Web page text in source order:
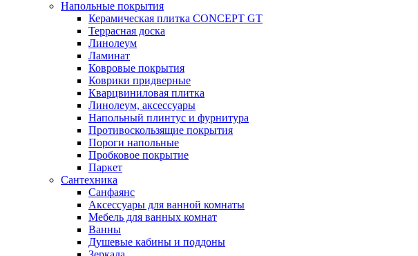
Напольные покрытия
Керамическая плитка CONCEPT GT
Террасная доска
Линолеум
Ламинат
Ковровые покрытия
Коврики придверные
Кварцвиниловая плитка
Линолеум, аксессуары
Напольный плинтус и фурнитура
Противоскользящие покрытия
Пороги напольные
Пробковое покрытие
Паркет
Сантехника
Санфаянс
Аксессуары для ванной комнаты
Мебель для ванных комнат
Ванны
Душевые кабины и поддоны